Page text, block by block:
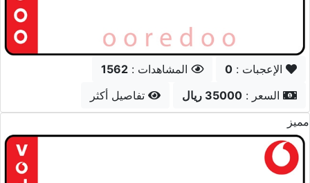
الإعجبات : 4 المشاهدات : 948
السعر : 8000 ريال
تفاصيل أكثر
مميز